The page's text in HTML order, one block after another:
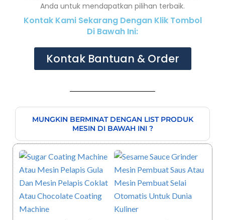
Anda untuk mendapatkan pilihan terbaik.
Kontak Kami Sekarang Dengan Klik Tombol
Di Bawah Ini:
Kontak Bantuan & Order
MUNGKIN BERMINAT DENGAN LIST PRODUK
MESIN DI BAWAH INI ?